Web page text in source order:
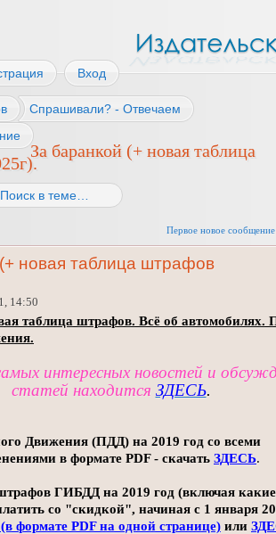
Вход
Спрашивали? - Отвечаем
За баранкой (+ новая таблица
Первое новое сообщение
новая таблица штрафов
14:50
таблица штрафов. Всё об автомобилях.
интересных новостей и
статей находится ЗДЕСЬ.
Движения (ПДД) на 2019 год со всеми
в формате PDF - скачать ЗДЕСЬ.
ГИБДД на 2019 год (включая какие
со "скидкой", начиная с 1 января
формате PDF на одной странице) или